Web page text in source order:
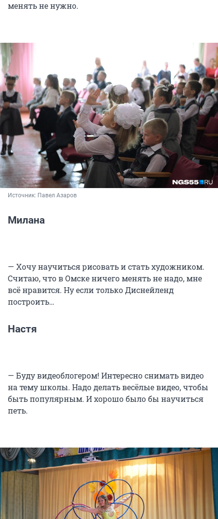
менять не нужно.
Источник: Павел Азаров
Милана
— Хочу научиться рисовать и стать художником.
Считаю, что в Омске ничего менять не надо, мне
всё нравится. Ну если только Диснейленд
построить…
Настя
— Буду видеоблогером! Интересно снимать видео
на тему школы. Надо делать весёлые видео, чтобы
быть популярным. И хорошо было бы научиться
петь.